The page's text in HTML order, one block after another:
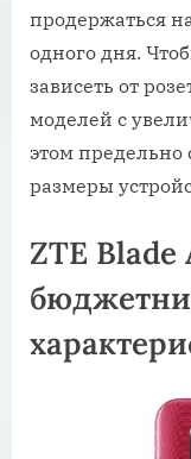
продержаться
одного дня.
зависеть от
моделей с
этом
размеры
ZTE Blade